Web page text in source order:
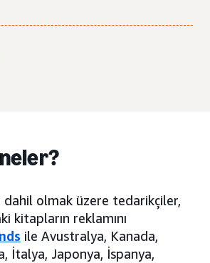
dahil olmak üzere tedarikçiler,
kitapların reklamını
ile Avustralya, Kanada,
İtalya, Japonya, İspanya,